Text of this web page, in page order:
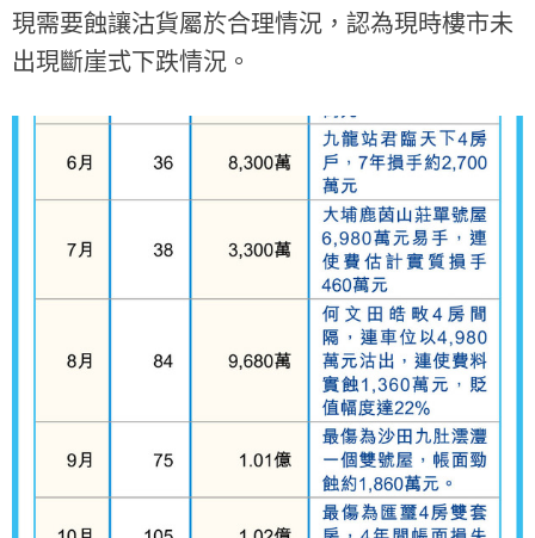
現需要蝕讓沽貨屬於合理情況，認為現時樓市未
出現斷崖式下跌情況。